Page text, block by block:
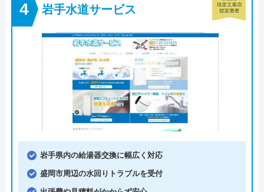
岩手水道サービス
岩手県内の給湯器交換に幅広く対応
盛岡市周辺の水回りトラブルを受付